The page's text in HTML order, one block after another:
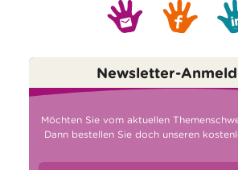
Newsletter-
Möchten Sie vom aktuellen
Dann bestellen Sie doch unseren